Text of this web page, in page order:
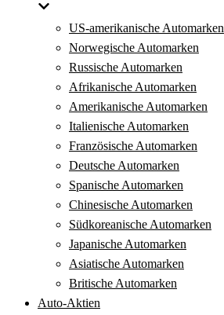
US-amerikanische Automarken
Norwegische Automarken
Russische Automarken
Afrikanische Automarken
Amerikanische Automarken
Italienische Automarken
Französische Automarken
Deutsche Automarken
Spanische Automarken
Chinesische Automarken
Südkoreanische Automarken
Japanische Automarken
Asiatische Automarken
Britische Automarken
Auto-Aktien